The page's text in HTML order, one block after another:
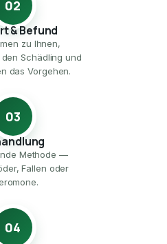
02
& Befund
zu Ihnen,
Schädling und
das Vorgehen.
03
Methode —
Fallen oder
04